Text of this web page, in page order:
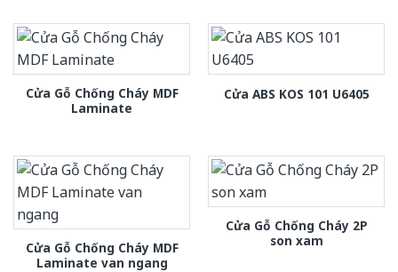
Cửa Gỗ Chống Cháy MDF
Laminate
Cửa ABS KOS 101 U6405
Cửa Gỗ Chống Cháy MDF
Laminate van ngang
Cửa Gỗ Chống Cháy 2P
son xam